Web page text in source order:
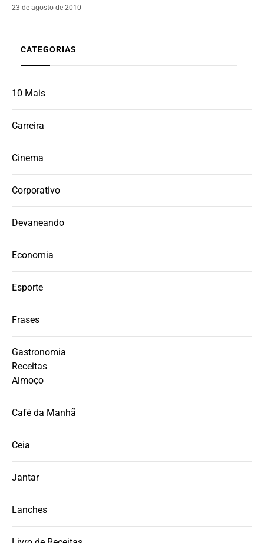
23 de agosto de 2010
CATEGORIAS
10 Mais
Carreira
Cinema
Corporativo
Devaneando
Economia
Esporte
Frases
Gastronomia
Receitas
Almoço
Café da Manhã
Ceia
Jantar
Lanches